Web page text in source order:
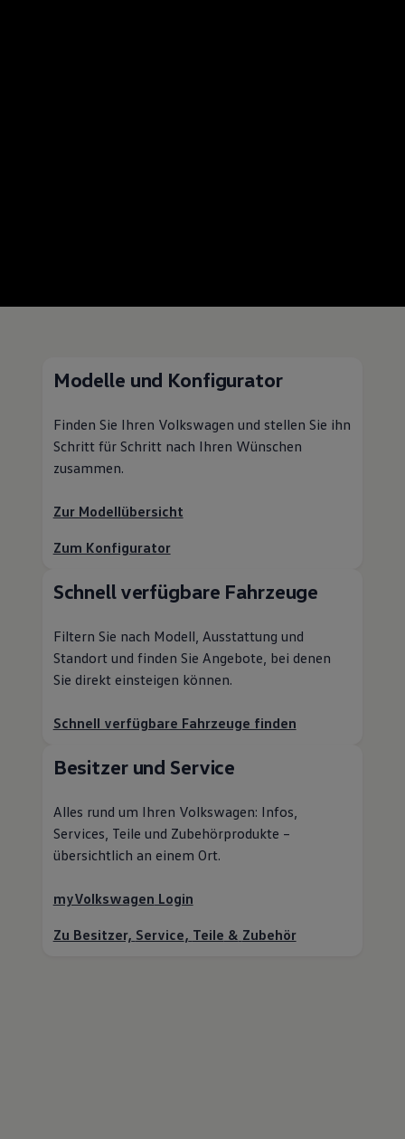
Modelle und Konfigurator
Finden Sie Ihren Volkswagen und stellen Sie ihn
Schritt für Schritt nach Ihren Wünschen
zusammen.
Zur Modellübersicht
Zum Konfigurator
Schnell verfügbare Fahrzeuge
Filtern Sie nach Modell, Ausstattung und
Standort und finden Sie Angebote, bei denen
Sie direkt einsteigen können.
Schnell verfügbare Fahrzeuge finden
Besitzer und Service
Alles rund um Ihren Volkswagen: Infos,
Services, Teile und Zubehörprodukte –
übersichtlich an einem Ort.
myVolkswagen Login
Zu Besitzer, Service, Teile & Zubehör